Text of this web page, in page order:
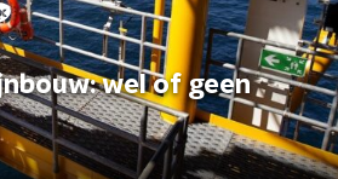
wel of geen